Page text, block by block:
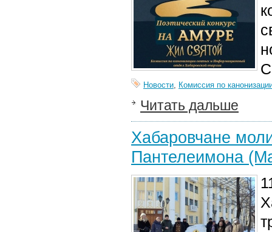
Новости, Комиссия по
Читать дальше
Хабаровчане
Пантелеимона